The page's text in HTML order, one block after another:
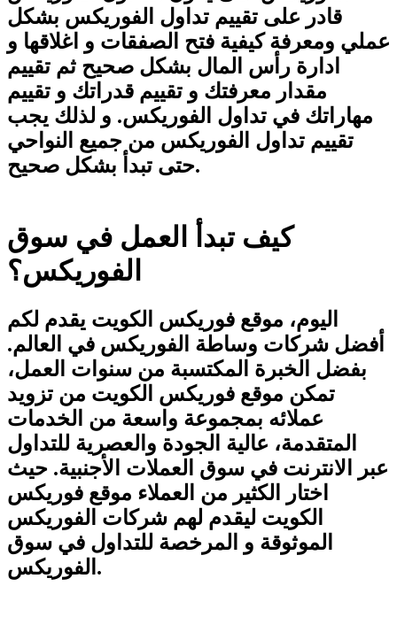
قادر على تقييم تداول الفوريكس بشكل
عملي ومعرفة كيفية فتح الصفقات و اغلاقها و
ادارة رأس المال بشكل صحيح ثم تقييم
مقدار معرفتك و تقييم قدراتك و تقييم
مهاراتك في تداول الفوريكس. و لذلك يجب
تقييم تداول الفوريكس من جميع النواحي
حتى تبدأ بشكل صحيح.
كيف تبدأ العمل في سوق
الفوريكس؟
اليوم، موقع فوريكس الكويت يقدم لكم
أفضل شركات وساطة الفوريكس في العالم.
بفضل الخبرة المكتسبة من سنوات العمل،
تمكن موقع فوريكس الكويت من تزويد
عملائه بمجموعة واسعة من الخدمات
المتقدمة، عالية الجودة والعصرية للتداول
عبر الانترنت في سوق العملات الأجنبية. حيث
اختار الكثير من العملاء موقع فوريكس
الكويت ليقدم لهم شركات الفوريكس
الموثوقة و المرخصة للتداول في سوق
الفوريكس.